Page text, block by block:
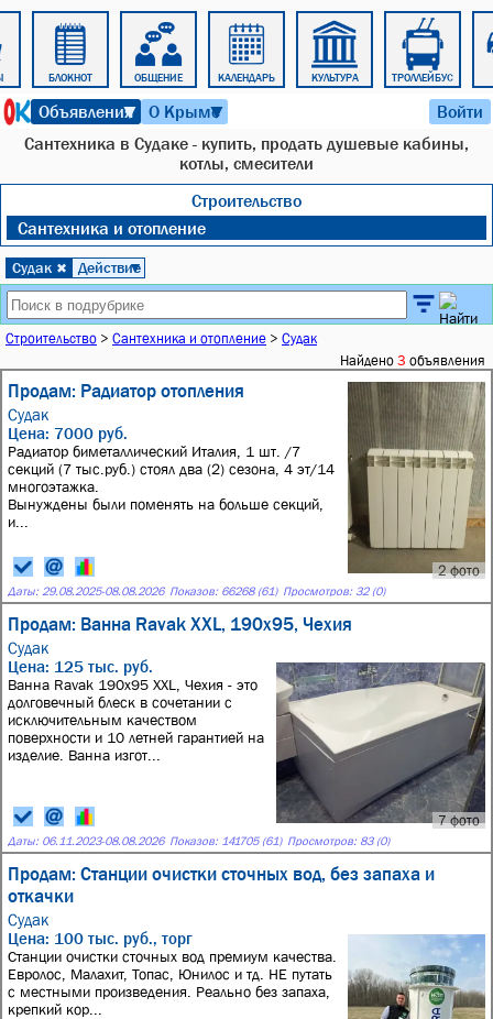
БЛОКНОТ ОБЩЕНИЕ КАЛЕНДАРЬ КУЛЬТУРА ТРОЛЛЕЙБУС
Объявления
▼ О Крыме
▼ Войти
Сантехника в Судаке - купить, продать душевые кабины,
котлы, смесители
Строительство
Сантехника и отопление
Судак ✖ Действие
▼
Строительство > Сантехника и отопление > Судак
Найдено 3 объявления
Продам: Радиатор отопления
Судак
2 фото
Цена: 7000 руб.
Радиатор биметаллический Италия, 1 шт. /7
секций (7 тыс.руб.) стоял два (2) сезона, 4 эт/14
многоэтажка.
Вынуждены были поменять на больше секций,
и...
Даты: 29.08.2025-08.08.2026 Показов: 66268 (61) Просмотров: 32 (0)
Продам: Ванна Ravak XXL, 190x95, Чехия
Судак
7 фото
Цена: 125 тыс. руб.
Ванна Ravak 190x95 XXL, Чехия - это
долговечный блеск в сочетании с
исключительным качеством
поверхности и 10 летней гарантией на
изделие. Ванна изгот...
Даты: 06.11.2023-08.08.2026 Показов: 141705 (61) Просмотров: 83 (0)
Продам: Станции очистки сточных вод, без запаха и
откачки
Судак
Цена: 100 тыс. руб., торг
Станции очистки сточных вод премиум качества.
Евролос, Малахит, Топас, Юнилос и тд. НЕ путать
с местными произведения. Реально без запаха,
крепкий кор...